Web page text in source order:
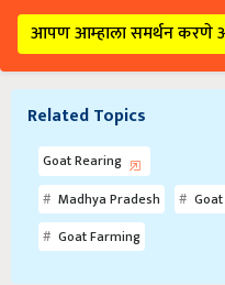
आपण आम्हाला समर्थन
Related Topics
Goat Rearing
Madhya Pradesh
Goat Farming